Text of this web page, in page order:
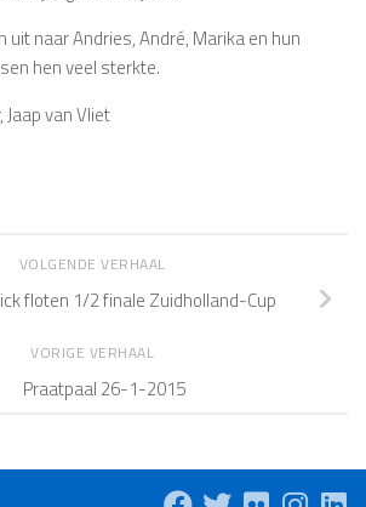
uit naar Andries, André, Marika en hun
hen veel sterkte.
van Vliet
VOLGENDE VERHAAL
floten 1/2 finale Zuidholland-Cup
VORIGE VERHAAL
Praatpaal 26-1-2015